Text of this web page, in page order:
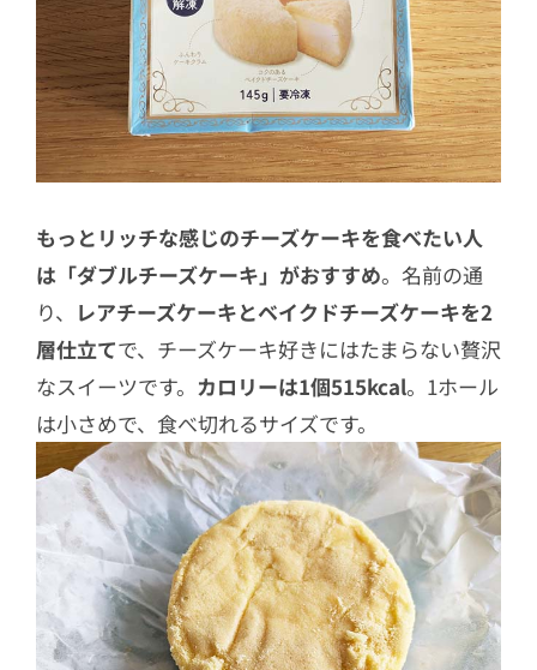
もっとリッチな感じのチーズケーキを食べたい人
は「ダブルチーズケーキ」がおすすめ。名前の通
り、 レアチーズケーキとベイクドチーズケーキを2
層仕立てで、チーズケーキ好きにはたまらない贅沢
なスイーツです。 カロリーは1個515kcal。1ホール
は小さめで、食べ切れるサイズです。